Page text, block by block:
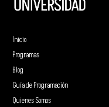
Inicio
Programas
Blog
Guía de Programación
Quienes Somos